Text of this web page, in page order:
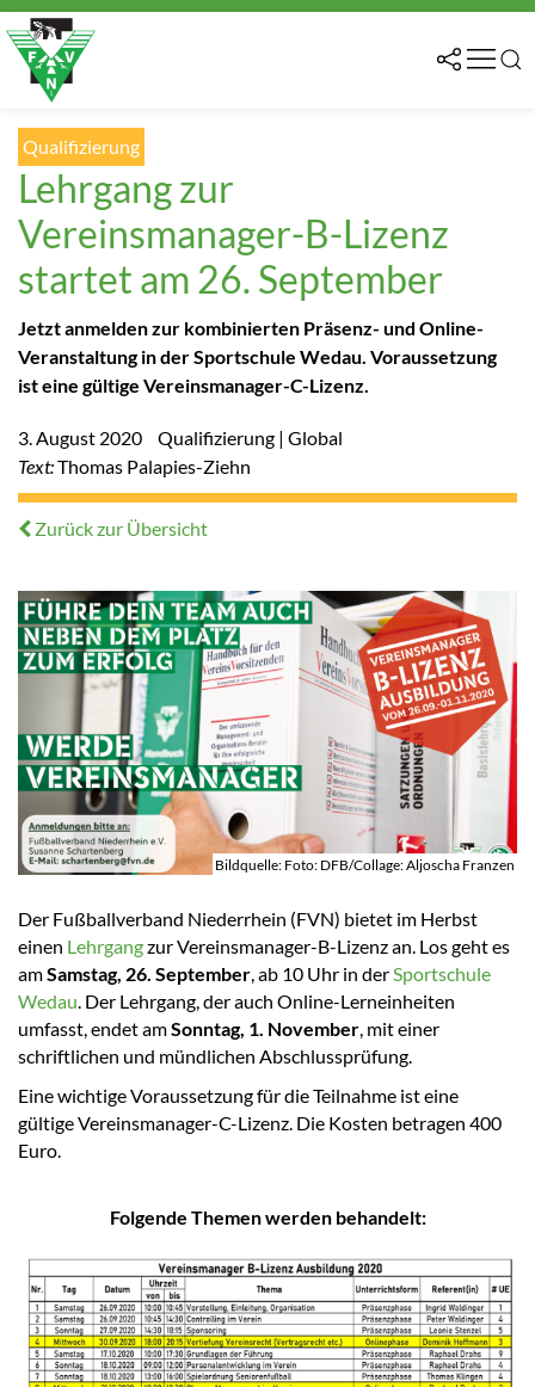
Qualifizierung
Lehrgang zur
Vereinsmanager-B-Lizenz
startet am 26. September
Jetzt anmelden zur kombinierten Präsenz- und Online-
Veranstaltung in der Sportschule Wedau. Voraussetzung
ist eine gültige Vereinsmanager-C-Lizenz.
3. August 2020
Qualifizierung | Global
Text:Thomas Palapies-Ziehn
Zurück zur Übersicht
Bildquelle: Foto: DFB/Collage: Aljoscha Franzen
Der Fußballverband Niederrhein (FVN) bietet im Herbst
einen Lehrgangzur Vereinsmanager-B-Lizenz an. Los geht es
amSamstag, 26. September, ab 10 Uhr in derSportschule
Wedau. Der Lehrgang, der auch Online-Lerneinheiten
umfasst, endet amSonntag, 1. November, mit einer
schriftlichen und mündlichen Abschlussprüfung.
Eine wichtige Voraussetzung für die Teilnahme ist eine
gültige Vereinsmanager-C-Lizenz. Die Kosten betragen 400
Euro.
Folgende Themen werden behandelt: